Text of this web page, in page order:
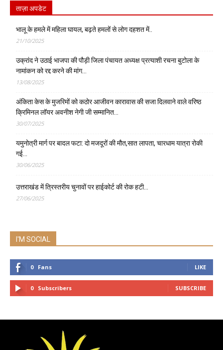
ताज़ा अपडेट
भालू के हमले में महिला घायल, बढ़ते हमलों से लोग दहशत में..
21/10/2025
उक्रांद ने उठाई भाजपा की पौड़ी जिला पंचायत अध्यक्ष प्रत्याशी रचना बुटोला के
नामांकन को रद्द करने की मांग…
13/08/2025
अंकिता केस के मुजरिमों को कठोर आजीवन कारावास की सजा दिलवाने वाले वरिष्ठ
क्रिमिनल लॉयर अवनीश नेगी जी सम्मानित…
30/07/2025
यमुनोत्री मार्ग पर बादल फटा: दो मजदूरों की मौत,सात लापता, चारधाम यात्रा रोकी
गई…
30/06/2025
उत्तराखंड में त्रिस्तरीय चुनावों पर हाईकोर्ट की रोक हटी…
27/06/2025
I'M SOCIAL
0 Fans LIKE
0 Subscribers SUBSCRIBE